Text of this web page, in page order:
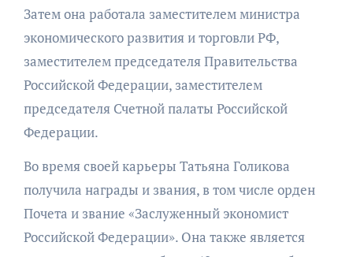
Затем она работала заместителем министра
экономического развития и торговли РФ,
заместителем председателя Правительства
Российской Федерации, заместителем
председателя Счетной палаты Российской
Федерации.
Во время своей карьеры Татьяна Голикова
получила награды и звания, в том числе орден
Почета и звание «Заслуженный экономист
Российской Федерации». Она также является